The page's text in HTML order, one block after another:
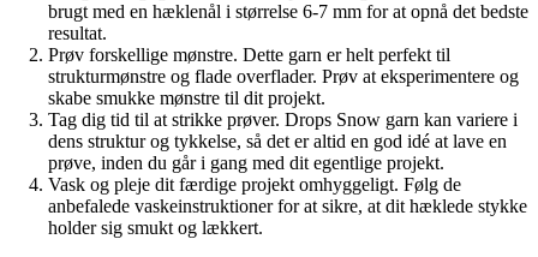
brugt med en hæklenål i størrelse 6-7 mm for at opnå det bedste
resultat.
Prøv forskellige mønstre. Dette garn er helt perfekt til
strukturmønstre og flade overflader. Prøv at eksperimentere og
skabe smukke mønstre til dit projekt.
Tag dig tid til at strikke prøver. Drops Snow garn kan variere i
dens struktur og tykkelse, så det er altid en god idé at lave en
prøve, inden du går i gang med dit egentlige projekt.
Vask og pleje dit færdige projekt omhyggeligt. Følg de
anbefalede vaskeinstruktioner for at sikre, at dit hæklede stykke
holder sig smukt og lækkert.